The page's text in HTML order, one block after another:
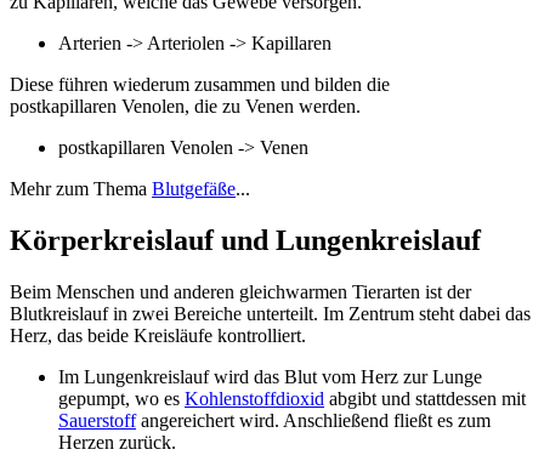
Arterien -> Arteriolen -> Kapillaren
Diese führen wiederum zusammen und bilden die
postkapillaren Venolen, die zu Venen werden.
postkapillaren Venolen -> Venen
Mehr zum Thema Blutgefäße...
Körperkreislauf und Lungenkreislauf
Beim Menschen und anderen gleichwarmen Tierarten ist der
Blutkreislauf in zwei Bereiche unterteilt. Im Zentrum steht dabei das
Herz, das beide Kreisläufe kontrolliert.
Im Lungenkreislauf wird das Blut vom Herz zur Lunge
gepumpt, wo es Kohlenstoffdioxid abgibt und stattdessen mit
Sauerstoffangereichert wird. Anschließend fließt es zum
Herzen zurück.